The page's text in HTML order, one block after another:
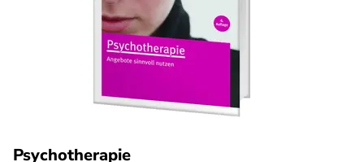
Psychotherapie